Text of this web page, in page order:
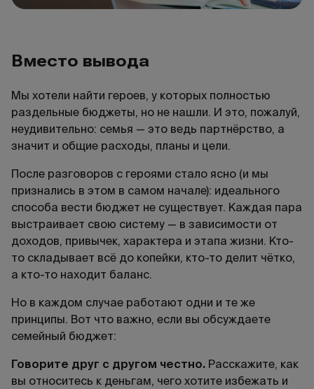
Вместо вывода
Мы хотели найти героев, у которых полностью
раздельные бюджеты, но не нашли. И это, пожалуй,
неудивительно: семья — это ведь партнёрство, а
значит и общие расходы, планы и цели.
После разговоров с героями стало ясно (и мы
признались в этом в самом начале): идеального
способа вести бюджет не существует. Каждая пара
выстраивает свою систему — в зависимости от
доходов, привычек, характера и этапа жизни. Кто-
то складывает всё до копейки, кто-то делит чётко,
а кто-то находит баланс.
Но в каждом случае работают одни и те же
принципы. Вот что важно, если вы обсуждаете
семейный бюджет:
Говорите друг с другом честно. Расскажите, как
вы относитесь к деньгам, чего хотите избежать и